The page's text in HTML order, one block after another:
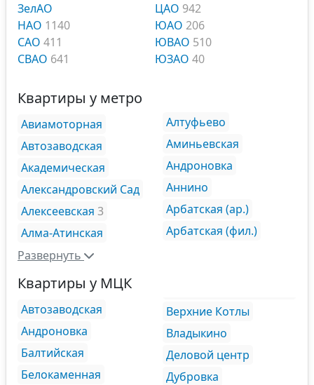
ЗелАО
НАО 1140
САО 411
СВАО 641
ЦАО 942
ЮАО 206
ЮВАО 510
ЮЗАО 40
Квартиры у метро
Авиамоторная
Автозаводская
Академическая
Александровский Сад
Алексеевская 3
Алма-Атинская
Алтуфьево
Аминьевская
Андроновка
Аннино
Арбатская (ар.)
Арбатская (фил.)
Развернуть
Квартиры у МЦК
Автозаводская
Андроновка
Балтийская
Белокаменная
Верхние Котлы
Владыкино
Деловой центр
Дубровка